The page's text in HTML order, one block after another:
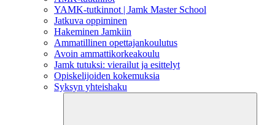
YAMK-tutkinnot | Jamk Master School
Jatkuva oppiminen
Hakeminen Jamkiin
Ammatillinen opettajankoulutus
Avoin ammattikorkeakoulu
Jamk tutuksi: vierailut ja esittelyt
Opiskelijoiden kokemuksia
Syksyn yhteishaku